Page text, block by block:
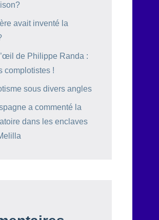
avait inventé la
de Philippe Randa :
complotistes !
sous divers angles
a commenté la
dans les enclaves